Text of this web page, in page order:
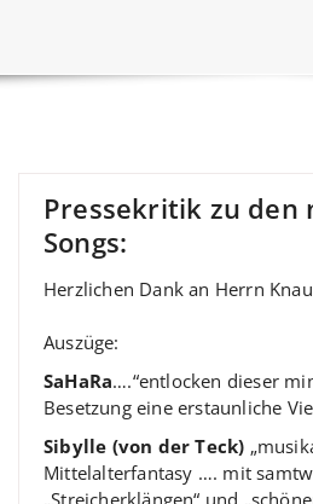
Pressekritik zu den
Songs:
Herzlichen Dank an Herrn
Auszüge:
SaHaRa….“entlocken dieser
Besetzung eine erstaunliche
Sibylle (von der Teck)
Mittelalterfantasy …. mit